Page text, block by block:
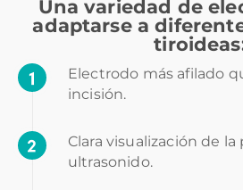
Una variedad de
adaptarse a
Electrodo más afilado
incisión.
Clara visualización de
ultrasonido.